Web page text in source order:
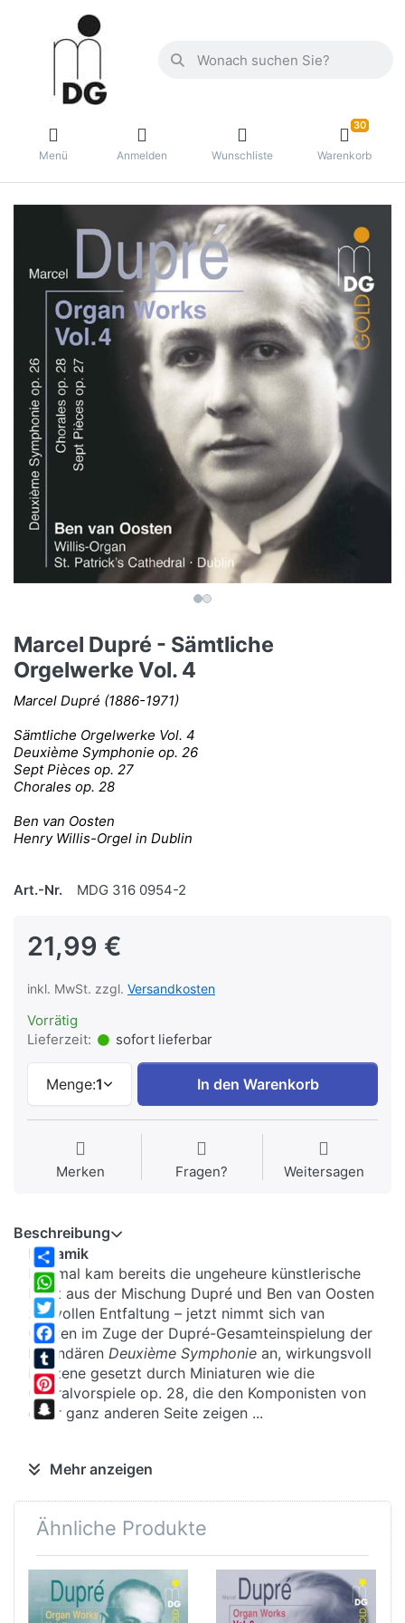
Menü Anmelden Wunschliste
30
Warenkorb
Marcel Dupré - Sämtliche
Orgelwerke Vol. 4
Marcel Dupré (1886-1971)
Sämtliche Orgelwerke Vol. 4
Deuxième Symphonie op. 26
Sept Pièces op. 27
Chorales op. 28
Ben van Oosten
Henry Willis-Orgel in Dublin
Art.-Nr. MDG 316 0954-2
21,99 €
inkl. MwSt. zzgl. Versandkosten
Vorrätig
Lieferzeit:
sofort lieferbar
Menge:1 In den Warenkorb
Merken Fragen? Weitersagen
Share
WhatsApp
Twitter
Facebook
Tumblr
Pinterest
Beschreibung
Dynamik
Dreimal kam bereits die ungeheure künstlerische
Kraft aus der Mischung Dupré und Ben van Oosten
zur vollen Entfaltung – jetzt nimmt sich van
Oosten im Zuge der Dupré-Gesamteinspielung der
legendären Deuxième Symphonie an, wirkungsvoll
in Szene gesetzt durch Miniaturen wie die
Choralvorspiele op. 28, die den Komponisten von
einer ganz anderen Seite zeigen ...
Drehstrom
beginnt mit 16 Jahren: Er studiert in Paris bei
Guilmant und Widor, saugt alle Informationen über
beginnt, seine Erkenntnisse selbst in Aufsätzen
und Büchern über Harmonielehre, Orgelbau,
Musikphilosophie, Improvisation festzuhalten ...
Mehr anzeigen
Ähnliche Produkte